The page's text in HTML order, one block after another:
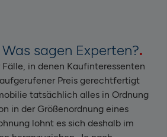
sagen Experten?
in denen Kaufinteressenten
Preis gerechtfertigt
tatsächlich alles in Ordnung
in der Größenordnung eines
lohnt es sich deshalb im